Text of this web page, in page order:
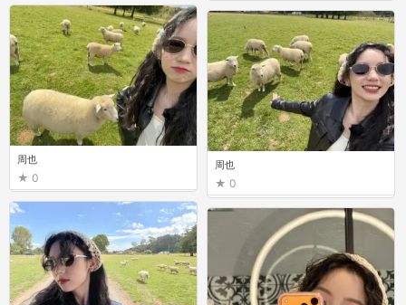
周也
0
周也
0